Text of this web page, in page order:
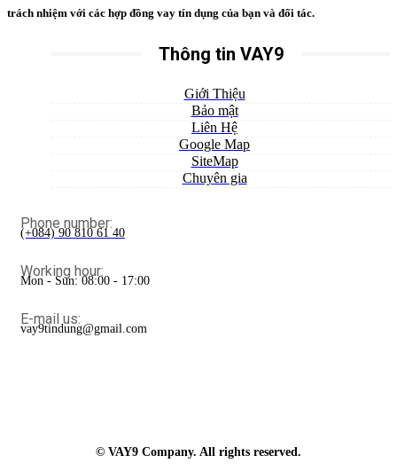
trách nhiệm với các hợp đồng vay tín dụng của bạn và đối tác.
Thông tin VAY9
Giới Thiệu
Bảo mật
Liên Hệ
Google Map
SiteMap
Chuyên gia
Phone number:
(+084) 90 810 61 40
Working hour:
Mon - Sun: 08:00 - 17:00
E-mail us:
vay9tindung@gmail.com
© VAY9 Company. All rights reserved.